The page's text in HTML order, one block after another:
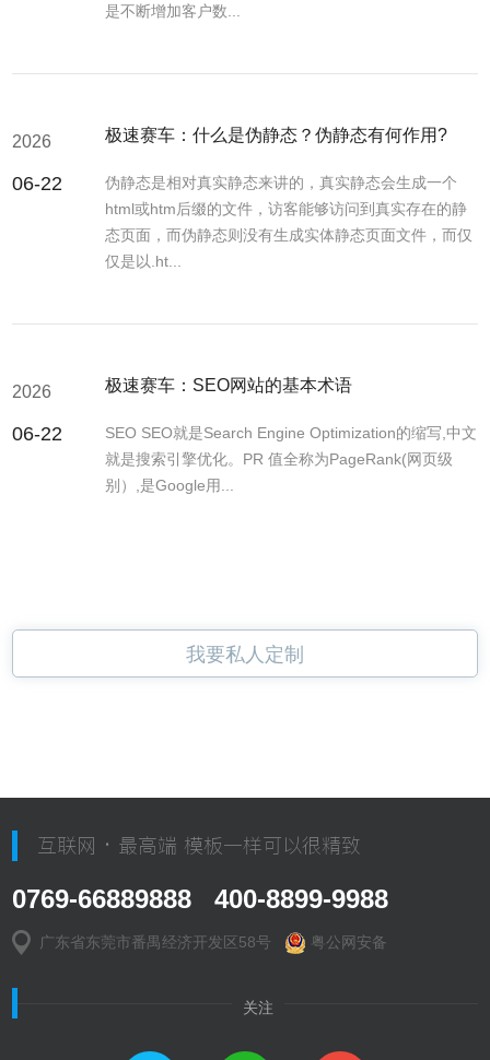
是不断增加客户数...
2026
06-22
极速赛车：什么是伪静态？伪静态有何作用?
伪静态是相对真实静态来讲的，真实静态会生成一个
html或htm后缀的文件，访客能够访问到真实存在的静
态页面，而伪静态则没有生成实体静态页面文件，而仅
仅是以.ht...
2026
06-22
极速赛车：SEO网站的基本术语
SEO SEO就是Search Engine Optimization的缩写,中文
就是搜索引擎优化。PR 值全称为PageRank(网页级
别）,是Google用...
我要私人定制
互联网 · 最高端 模板一样可以很精致
0769-66889888 400-8899-9988
广东省东莞市番禺经济开发区58号 粤公网安备
关注